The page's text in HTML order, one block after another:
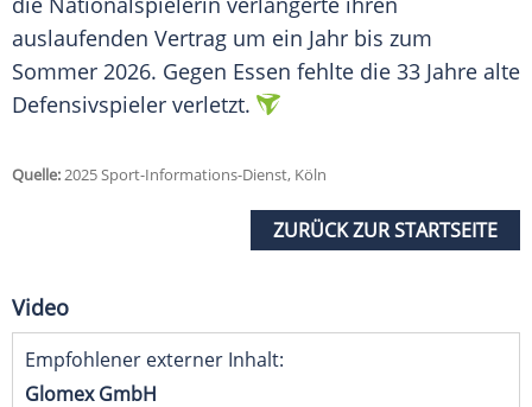
auslaufenden Vertrag um ein Jahr bis zum
Sommer 2026. Gegen Essen fehlte die 33 Jahre alte
Defensivspieler verletzt.
Quelle:2025 Sport-Informations-Dienst, Köln
ZURÜCK ZUR STARTSEITE
Video
Empfohlener externer Inhalt:
Glomex GmbH